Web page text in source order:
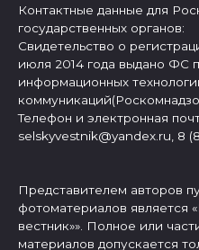
Контактные данные для
государственных органов:
Свидетельство о
июля 2014 года выдано ФС
информационных
Телефон и электронная
selskyvestnik@yandex.ru, 8
Представителем авторов
фотоматериалов является
вестник»». Полное или
материалов допускается